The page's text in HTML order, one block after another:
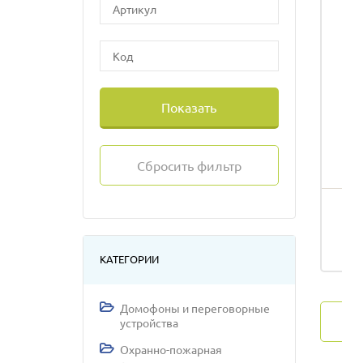
Показать
Сбросить фильтр
КАТЕГОРИИ
Домофоны и переговорные
устройства
Охранно-пожарная